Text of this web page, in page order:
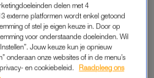
“Jaren geleden ben ik mijn
nergens heen. Ik sloot me
was een hele tijdeenzaam
afleiding en doe weer leuke
delen met 4
externe platformen wordt enkel getoond
of stel je eigen keuze in. Door op
voor onderstaande doeleinden. Wil
Jouw keuze kun je opnieuw
onderaan onze websites of in de menu’s
en cookiebeleid.
Raadpleeg ons